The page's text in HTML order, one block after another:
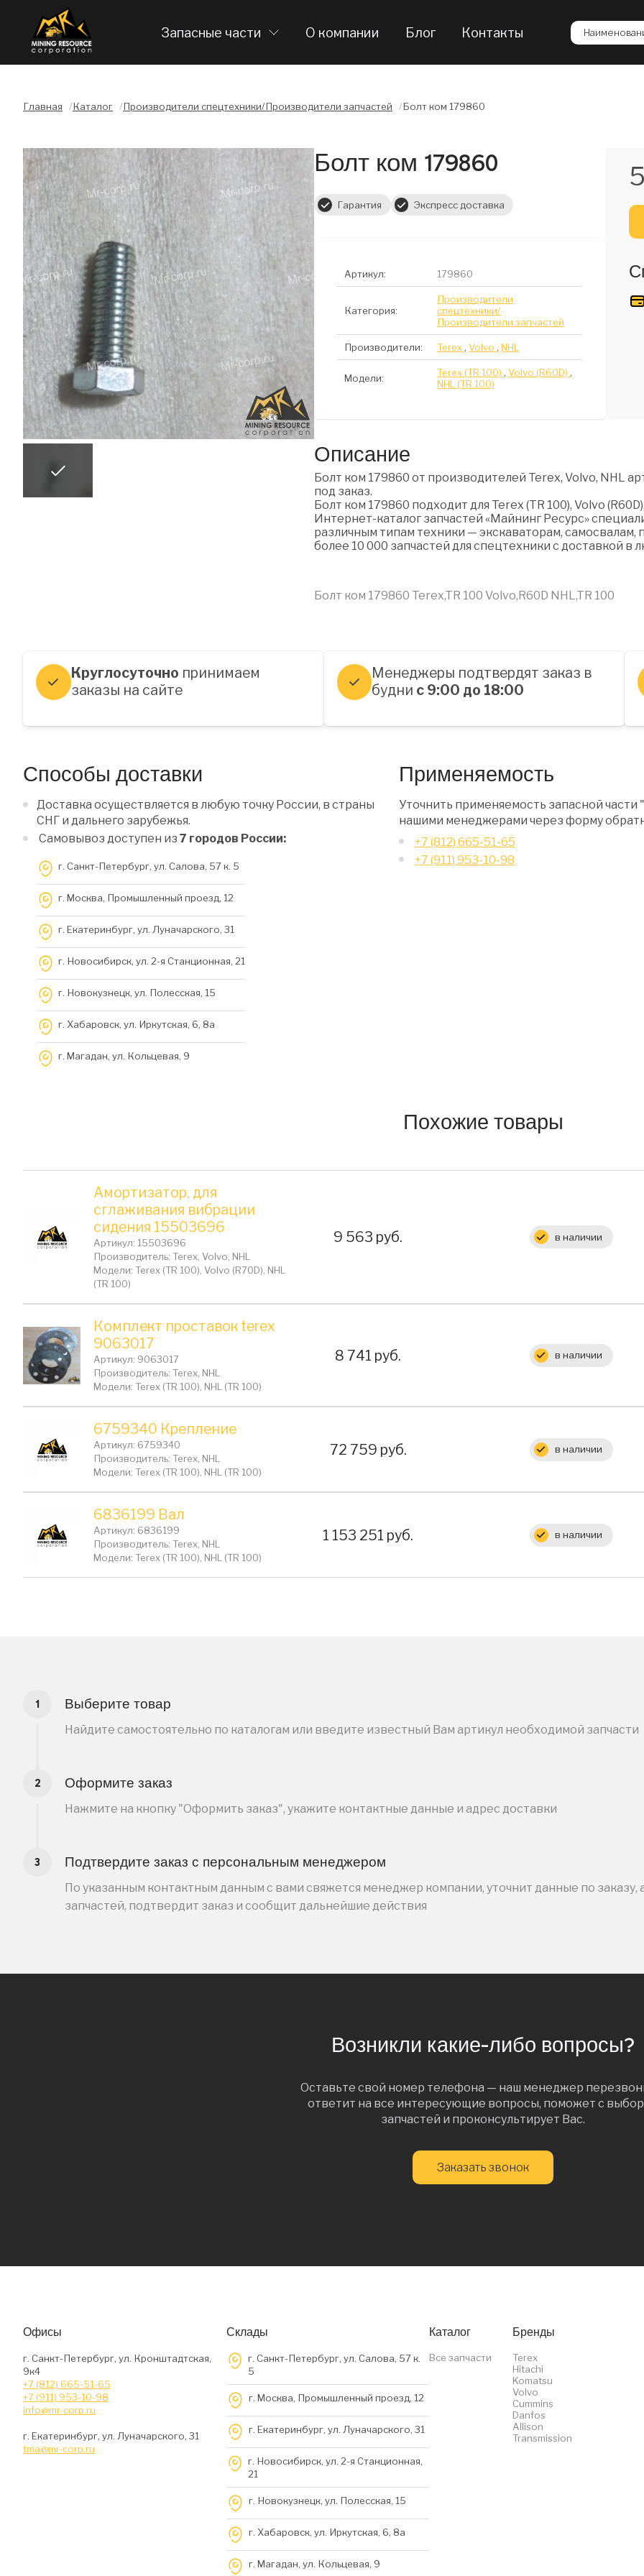
Запасные части О компании Блог Контакты
Главная /Каталог /Производители спецтехники/Производители запчастей /Болт ком 179860
Слайдшоу Болт ком 179860
Гарантия Экспресс доставка
Артикул: 179860
Категория:
Производители
спецтехники/
Производители запчастей
Производители: Terex ,Volvo ,NHL
Модели: Terex (TR 100) ,Volvo (R60D) ,
NHL (TR 100)
Описание
Болт ком 179860 от производителей Terex, Volvo, NHL
под заказ.
Болт ком 179860 подходит для Terex (TR 100), Volvo
Интернет-каталог запчастей «Майнинг Ресурс»
различным типам техники — экскаваторам, самосвалам,
более 10 000 запчастей для спецтехники с доставкой
Болт ком 179860 Terex,TR 100 Volvo,R60D NHL,TR 100
Круглосуточно принимаем
заказы на сайте
Менеджеры подтвердят заказ в
будни с 9:00 до 18:00
Способы доставки
Доставка осуществляется в любую точку России, в страны
СНГ и дальнего зарубежья.
Самовывоз доступен из 7 городов России:
г. Санкт-Петербург, ул. Салова, 57 к. 5
г. Москва, Промышленный проезд, 12
г. Екатеринбург, ул. Луначарского, 31
г. Новосибирск, ул. 2-я Станционная, 21
г. Новокузнецк, ул. Полесская, 15
г. Хабаровск, ул. Иркутская, 6, 8a
г. Магадан, ул. Кольцевая, 9
Применяемость
Уточнить применяемость запасной
нашими менеджерами через форму
+7 (812) 665-51-65
+7 (911) 953-10-98
Похожие товары
Амортизатор, для
сглаживания вибрации
сидения 15503696
Артикул: 15503696
Производитель: Terex, Volvo, NHL
Модели: Terex (TR 100), Volvo (R70D), NHL
(TR 100)
Цена:
9 563 руб. в наличии
Комплект проставок terex
9063017
Артикул: 9063017
Производитель: Terex, NHL
Модели: Terex (TR 100), NHL (TR 100)
Цена:
8 741 руб. в наличии
6759340 Крепление
Артикул: 6759340
Производитель: Terex, NHL
Модели: Terex (TR 100), NHL (TR 100)
Цена:
72 759 руб. в наличии
6836199 Вал
Артикул: 6836199
Производитель: Terex, NHL
Модели: Terex (TR 100), NHL (TR 100)
Цена:
1 153 251 руб. в наличии
Выберите товар
Найдите самостоятельно по каталогам или введите известный Вам артикул необходимой запчасти
Оформите заказ
Нажмите на кнопку "Оформить заказ", укажите контактные данные и адрес доставки
Подтвердите заказ с персональным менеджером
По указанным контактным данным с вами свяжется менеджер компании, уточнит данные по заказу,
запчастей, подтвердит заказ и сообщит дальнейшие действия
Возникли какие-либо вопросы?
Оставьте свой номер телефона — наш менеджер
ответит на все интересующие вопросы, поможет с
запчастей и проконсультирует Вас.
Заказать звонок
Офисы
г. Санкт-Петербург, ул. Кронштадтская,
9к4
+7 (812) 665-51-65
+7 (911) 953-10-98
info@mr-corp.ru
г. Екатеринбург, ул. Луначарского, 31
tma@mr-corp.ru
Склады
г. Санкт-Петербург, ул. Салова, 57 к.
5
г. Москва, Промышленный проезд, 12
г. Екатеринбург, ул. Луначарского, 31
г. Новосибирск, ул. 2-я Станционная,
21
г. Новокузнецк, ул. Полесская, 15
г. Хабаровск, ул. Иркутская, 6, 8a
г. Магадан, ул. Кольцевая, 9
Каталог
Все запчасти
Бренды
Terex
Hitachi
Komatsu
Volvo
Cummins
Danfos
Allison
Transmission